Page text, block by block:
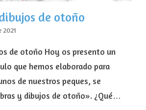
de otoño
2021
de otoño Hoy os presento un
que hemos elaborado para
de nuestros peques, se
y dibujos de otoño». ¿Qué…